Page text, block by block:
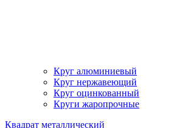
Круг алюминиевый
Круг нержавеющий
Круг оцинкованный
Круги жаропрочные
Квадрат металлический